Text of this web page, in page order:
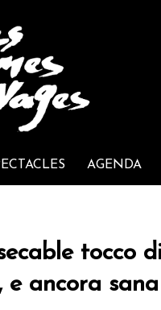
AGENDA
tocco
e ancora sana